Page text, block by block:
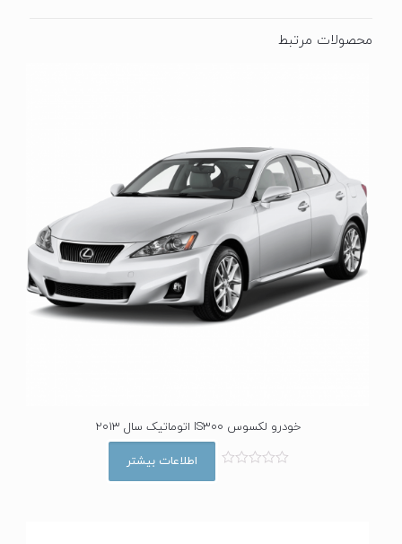
محصولات مرتبط
خودرو لکسوس IS300 اتوماتیک سال 2013
اطلاعات بیشتر